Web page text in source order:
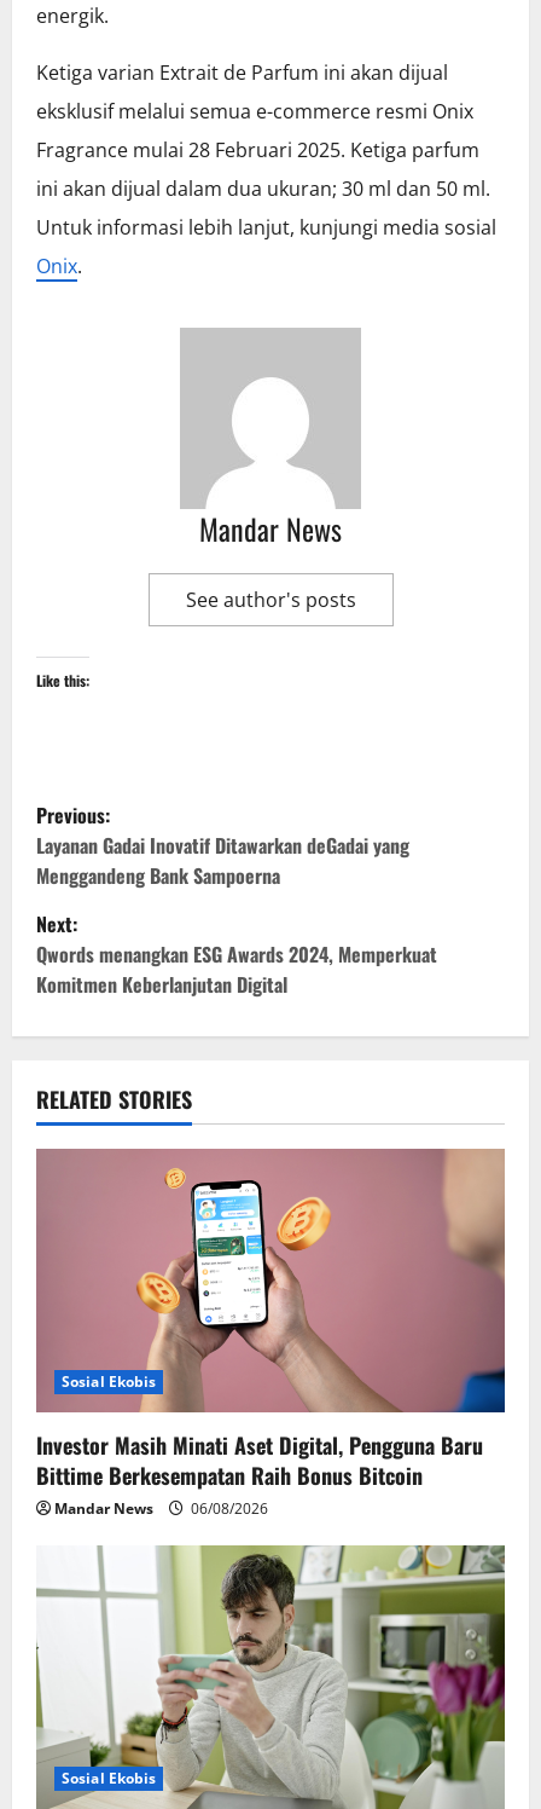
energik.
Ketiga varian Extrait de Parfum ini akan dijual
eksklusif melalui semua e-commerce resmi Onix
Fragrance mulai 28 Februari 2025. Ketiga parfum
ini akan dijual dalam dua ukuran; 30 ml dan 50 ml.
Untuk informasi lebih lanjut, kunjungi media sosial
Onix.
Mandar News
See author's posts
Like this:
P
o
s
t
n
v
i
o
n
Previous:
Layanan Gadai Inovatif Ditawarkan deGadai yang
Menggandeng Bank Sampoerna
Next:
Qwords menangkan ESG Awards 2024, Memperkuat
Komitmen Keberlanjutan Digital
RELATED STORIES
Sosial Ekobis
Investor Masih Minati Aset Digital, Pengguna Baru
Bittime Berkesempatan Raih Bonus Bitcoin
Mandar News 06/08/2026
Sosial Ekobis